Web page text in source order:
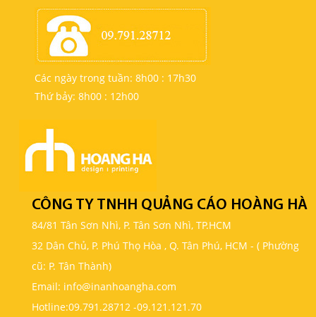
Các ngày trong tuần: 8h00 : 17h30
Thứ bảy: 8h00 : 12h00
CÔNG TY TNHH QUẢNG CÁO HOÀNG HÀ
84/81 Tân Sơn Nhì, P. Tân Sơn Nhì, TP.HCM
32 Dân Chủ, P. Phú Thọ Hòa , Q. Tân Phú, HCM - ( Phường
cũ: P. Tân Thành)
Email: info@inanhoangha.com
Hotline:09.791.28712-09.121.121.70